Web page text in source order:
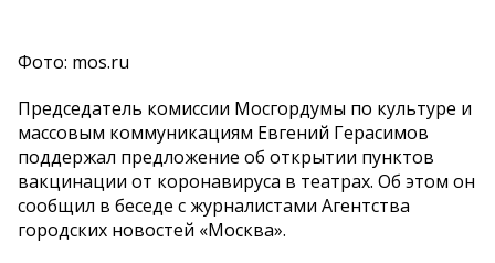
Фото: mos.ru
Председатель комиссии Мосгордумы по культуре и
массовым коммуникациям Евгений Герасимов
поддержал предложение об открытии пунктов
вакцинации от коронавируса в театрах. Об этом он
сообщил в беседе с журналистами Агентства
городских новостей «Москва».